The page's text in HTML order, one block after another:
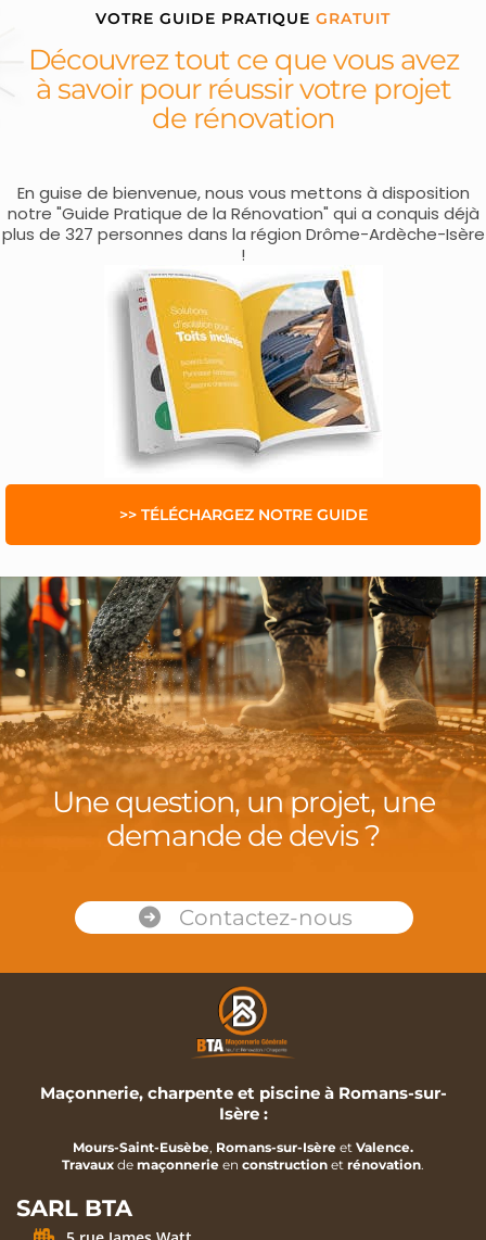
VOTRE GUIDE PRATIQUE GRATUIT
Découvrez tout ce que vous avez
à savoir pour réussir votre projet
de rénovation
En guise de bienvenue, nous vous mettons à disposition
notre "Guide Pratique de la Rénovation" qui a conquis déjà
plus de 327 personnes dans la région Drôme-Ardèche-Isère
!
>> TÉLÉCHARGEZ NOTRE GUIDE
Une question, un projet, une
demande de devis ?
Contactez-nous
Maçonnerie, charpente et piscine à Romans-sur-
Isère :
Mours-Saint-Eusèbe, Romans-sur-Isère et Valence.
Travaux de maçonnerie en construction et rénovation.
SARL BTA